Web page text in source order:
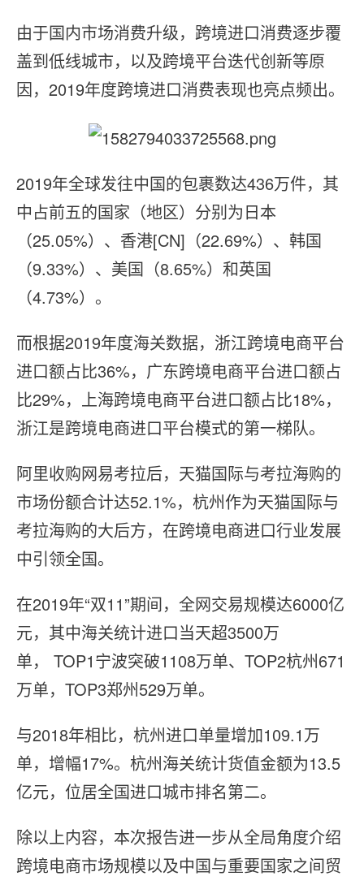
由于国内市场消费升级，跨境进口消费逐步覆
盖到低线城市，以及跨境平台迭代创新等原
因，2019年度跨境进口消费表现也亮点频出。
2019年全球发往中国的包裹数达436万件，其
中占前五的国家（地区）分别为日本
（25.05%）、香港[CN]（22.69%）、韩国
（9.33%）、美国（8.65%）和英国
（4.73%）。
而根据2019年度海关数据，浙江跨境电商平台
进口额占比36%，广东跨境电商平台进口额占
比29%，上海跨境电商平台进口额占比18%，
浙江是跨境电商进口平台模式的第一梯队。
阿⾥收购网易考拉后，天猫国际与考拉海购的
市场份额合计达52.1%，杭州作为天猫国际与
考拉海购的大后方，在跨境电商进口行业发展
中引领全国。
在2019年“双11”期间，全网交易规模达6000亿
元，其中海关统计进⼝当天超3500万
单， TOP1宁波突破1108万单、TOP2杭州671
万单，TOP3郑州529万单。
与2018年相比，杭州进⼝单量增加109.1万
单，增幅17%。杭州海关统计货值金额为13.5
亿元，位居全国进⼝城市排名第二。
除以上内容，本次报告进一步从全局角度介绍
跨境电商市场规模以及中国与重要国家之间贸